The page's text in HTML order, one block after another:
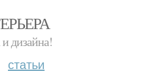
дизайна!
статьи